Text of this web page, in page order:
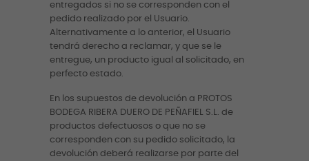
entregados si no se corresponden con el
pedido realizado por el Usuario.
Alternativamente a lo anterior, el Usuario
tendrá derecho a reclamar, y que se le
entregue, un producto igual al solicitado, en
perfecto estado.
En los supuestos de devolución a PROTOS
BODEGA RIBERA DUERO DE PEÑAFIEL S.L. de
productos defectuosos o que no se
corresponden con su pedido solicitado, la
devolución deberá realizarse por parte del